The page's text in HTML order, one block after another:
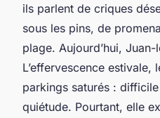
ils parlent de criques
sous les pins, de
plage. Aujourd’hui,
L’effervescence estivale,
parkings saturés :
quiétude. Pourtant, elle